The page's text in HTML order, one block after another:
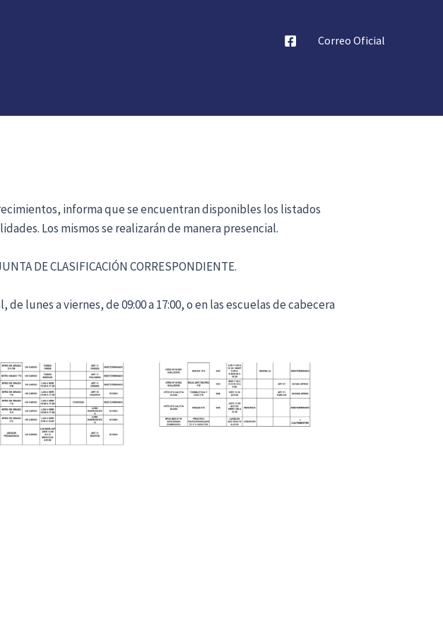
Correo Oficial
informa que se encuentran disponibles los listados
Los mismos se realizarán de manera presencial.
DE CLASIFICACIÓN CORRESPONDIENTE.
lunes a viernes, de 09:00 a 17:00, o en las escuelas de cabecera